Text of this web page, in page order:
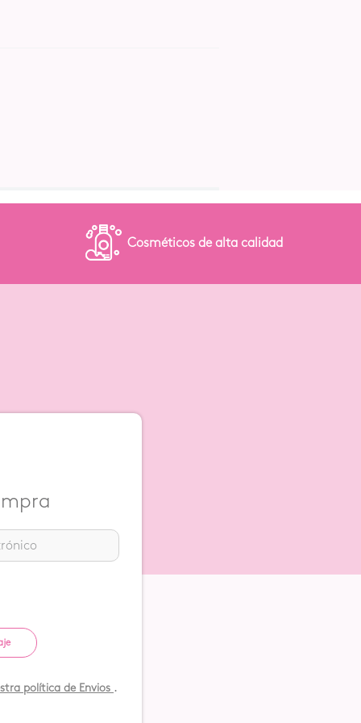
Cosméticos de alta calidad
política de Envios .